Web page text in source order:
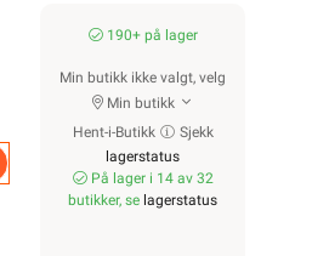
190+ på lager
Min butikk ikke valgt, velg
Min butikk
Hent-i-Butikk
Sjekk
lagerstatus
På lager i 14 av 32
butikker, se lagerstatus